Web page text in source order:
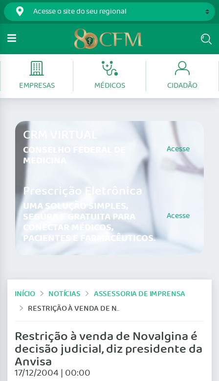
EMPRESAS MÉDICOS CIDADÃO
CRM VIRTUAL
CONSELHO FEDERAL DE
MEDICINA
Acesse
Prescrição Eletrônica
UMA SOLUÇÃO SIMPLES,
SEGURA E GRATUITA PARA
CONECTAR MÉDICOS,
PACIENTES E FARMACÊUTICOS.
Acesse
INÍCIO NOTÍCIAS
ASSESSORIA DE IMPRENSA
RESTRIÇÃO À VENDA DE NOVALGINA É DECISÃO JUDICIAL, DIZ PRESIDENTE DA ANVISA
Restrição à venda de Novalgina é
decisão judicial, diz presidente da
Anvisa
17/12/2004 | 00:00